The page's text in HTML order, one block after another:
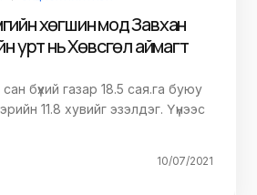
хөгшин мод Завхан
урт нь Хөвсгөл аймагт
бүхий газар 18.5 сая.га буюу
11.8 хувийг эзэлдэг. Үүнээс
10/07/2021